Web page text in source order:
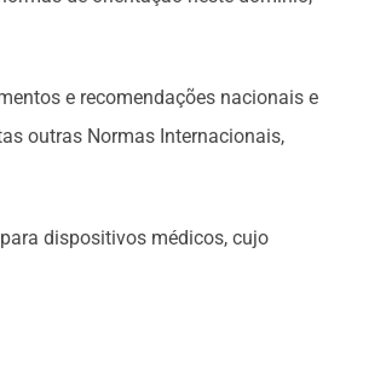
e recomendações nacionais e
outras Normas Internacionais,
dispositivos médicos, cujo